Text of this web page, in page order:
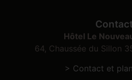
Hôtel Le
64, Chaussée du Sillon
> Contact et